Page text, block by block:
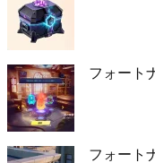
フォート
フォート